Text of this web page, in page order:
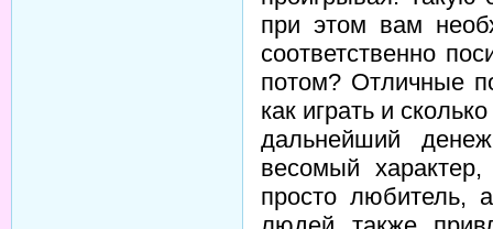
при этом вам
соответственно
потом? Отличные
как играть и
дальнейший
весомый
просто любитель,